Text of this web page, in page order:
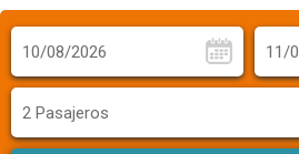
2 Pasajeros